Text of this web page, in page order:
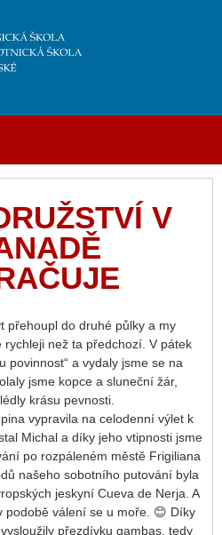
V
přehoupl do druhé půlky a my
než ta předchozí. V pátek
povinnost“ a vydaly jsme se na
jsme kopce a sluneční žár,
krásu pevnosti.
vypravila na celodenní výlet k
Michal a díky jeho vtipnosti jsme
po rozpáleném městě Frigiliana
našeho sobotního putování byla
jeskyní Cueva de Nerja. A
podobě válení se u moře. 😊 Díky
přezdívku gambas, tedy